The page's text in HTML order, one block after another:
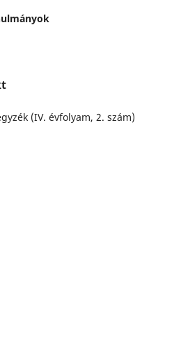
(IV. évfolyam, 2. szám)